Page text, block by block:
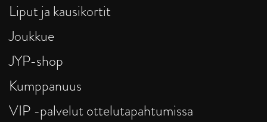
Liput ja kausikortit
Joukkue
JYP-shop
Kumppanuus
VIP -palvelut ottelutapahtumissa